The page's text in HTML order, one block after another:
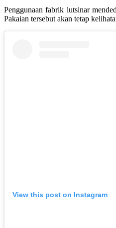
Penggunaan fabrik lutsinar
Pakaian tersebut akan tetap
View this post on Instagram